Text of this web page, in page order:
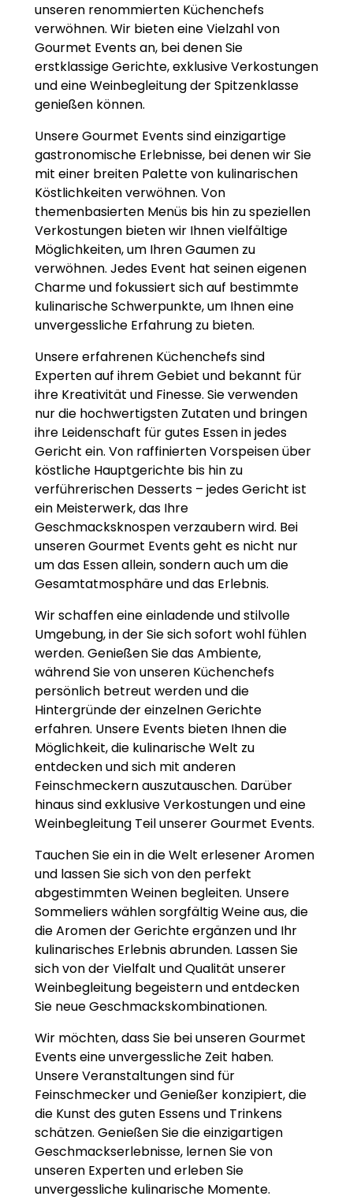
unseren renommierten Küchenchefs
verwöhnen. Wir bieten eine Vielzahl von
Gourmet Events an, bei denen Sie
erstklassige Gerichte, exklusive Verkostungen
und eine Weinbegleitung der Spitzenklasse
genießen können.
Unsere Gourmet Events sind einzigartige
gastronomische Erlebnisse, bei denen wir Sie
mit einer breiten Palette von kulinarischen
Köstlichkeiten verwöhnen. Von
themenbasierten Menüs bis hin zu speziellen
Verkostungen bieten wir Ihnen vielfältige
Möglichkeiten, um Ihren Gaumen zu
verwöhnen. Jedes Event hat seinen eigenen
Charme und fokussiert sich auf bestimmte
kulinarische Schwerpunkte, um Ihnen eine
unvergessliche Erfahrung zu bieten.
Unsere erfahrenen Küchenchefs sind
Experten auf ihrem Gebiet und bekannt für
ihre Kreativität und Finesse. Sie verwenden
nur die hochwertigsten Zutaten und bringen
ihre Leidenschaft für gutes Essen in jedes
Gericht ein. Von raffinierten Vorspeisen über
köstliche Hauptgerichte bis hin zu
verführerischen Desserts – jedes Gericht ist
ein Meisterwerk, das Ihre
Geschmacksknospen verzaubern wird. Bei
unseren Gourmet Events geht es nicht nur
um das Essen allein, sondern auch um die
Gesamtatmosphäre und das Erlebnis.
Wir schaffen eine einladende und stilvolle
Umgebung, in der Sie sich sofort wohl fühlen
werden. Genießen Sie das Ambiente,
während Sie von unseren Küchenchefs
persönlich betreut werden und die
Hintergründe der einzelnen Gerichte
erfahren. Unsere Events bieten Ihnen die
Möglichkeit, die kulinarische Welt zu
entdecken und sich mit anderen
Feinschmeckern auszutauschen. Darüber
hinaus sind exklusive Verkostungen und eine
Weinbegleitung Teil unserer Gourmet Events.
Tauchen Sie ein in die Welt erlesener Aromen
und lassen Sie sich von den perfekt
abgestimmten Weinen begleiten. Unsere
Sommeliers wählen sorgfältig Weine aus, die
die Aromen der Gerichte ergänzen und Ihr
kulinarisches Erlebnis abrunden. Lassen Sie
sich von der Vielfalt und Qualität unserer
Weinbegleitung begeistern und entdecken
Sie neue Geschmackskombinationen.
Wir möchten, dass Sie bei unseren Gourmet
Events eine unvergessliche Zeit haben.
Unsere Veranstaltungen sind für
Feinschmecker und Genießer konzipiert, die
die Kunst des guten Essens und Trinkens
schätzen. Genießen Sie die einzigartigen
Geschmackserlebnisse, lernen Sie von
unseren Experten und erleben Sie
unvergessliche kulinarische Momente.